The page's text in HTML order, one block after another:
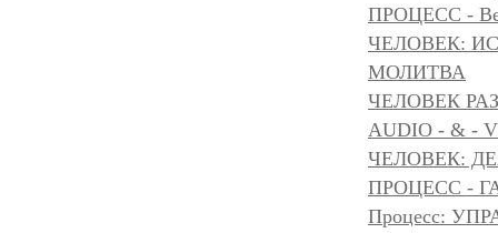
ПРОЦЕСС -
ЧЕЛОВЕК:
МОЛИТВА
ЧЕЛОВЕК
AUDIO - & -
ЧЕЛОВЕК:
ПРОЦЕСС -
Процесс: